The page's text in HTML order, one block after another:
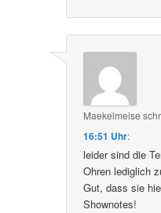
Maekelmeise
16:51 Uhr:
leider sind die
Ohren lediglich
Gut, dass sie
Shownotes!